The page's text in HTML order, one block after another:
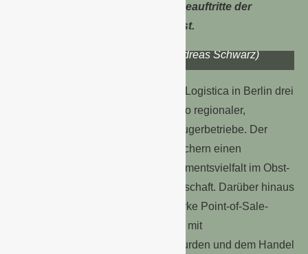
Kommunikation, der für die Messeauftritte der
Genossenschaft verantwortlich ist.
Berlin (Foto: ©Landgard/Andreas Schwarz)
Landgard präsentierte bei der Fruit Logistica in Berlin drei
Tage lang das breite Frischeportfolio regionaler,
nationaler und internationaler Erzeugerbetriebe. Der
Landgard-Marktplatz bot Fachbesuchern einen
kompakten Überblick über die Sortimentsvielfalt im Obst-
und Gemüsebereich der Genossenschaft. Darüber hinaus
standen neue, aufmerksamkeitsstarke Point-of-Sale-
Aktionen im Fokus, die gemeinsam mit
Kooperationspartnern entwickelt wurden und dem Handel